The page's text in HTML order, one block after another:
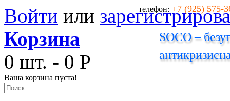
телефон: +7 (925) 575-
Войти или
SOCO –
Корзина
0 шт. - 0 Р
Ваша корзина пуста!